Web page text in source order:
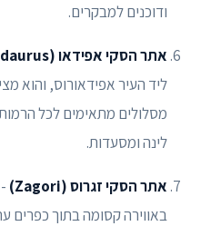
ודוכנים למבקרים.
אתר הסקי אפידאו (Epidaurus)
ליד העיר אפידאורוס, והוא
מסלולים מתאימים לכל
לינה ומסעדות.
אתר הסקי זגרוס (Zagori)
באווירה קסומה בתוך כפרים